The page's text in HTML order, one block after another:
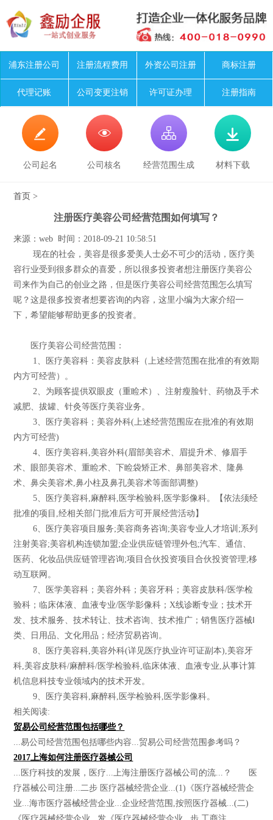
浦东注册公司 注册流程费用 外资公司注册 商标注册
代理记账 公司变更注销 许可证办理 注册指南

公司起名

公司核名

经营范围生成

材料下载
首页 >
注册医疗美容公司经营范围如何填写？
来源：web 时间：2018-09-21 10:58:51
现在的社会，美容是很多爱美人士必不可少的活动，医疗美
容行业受到很多群众的喜爱，所以很多投资者想注册医疗美容公
司来作为自己的创业之路，但是医疗美容公司经营范围怎么填写
呢？这是很多投资者想要咨询的内容，这里小编为大家介绍一
下，希望能够帮助更多的投资者。
医疗美容公司经营范围：
1、医疗美容科：美容皮肤科（上述经营范围在批准的有效期
内方可经营）。
2、为顾客提供双眼皮（重睑术）、注射瘦脸针、药物及手术
减肥、拔罐、针灸等医疗美容业务。
3、医疗美容科；美容外科(上述经营范围应在批准的有效期
内方可经营)
4、医疗美容科,美容外科(眉部美容术、眉提升术、修眉手
术、眼部美容术、重睑术、下睑袋矫正术、鼻部美容术、隆鼻
术、鼻尖美容术,鼻小柱及鼻孔美容术等面部调整)
5、医疗美容科,麻醉科,医学检验科,医学影像科。【依法须经
批准的项目,经相关部门批准后方可开展经营活动】
6、医疗美容项目服务;美容商务咨询;美容专业人才培训;系列
注射美容;美容机构连锁加盟;企业供应链管理外包;汽车、通信、
医药、化妆品供应链管理咨询;项目合伙投资项目合伙投资管理;移
动互联网。
7、医学美容科；美容外科；美容牙科；美容皮肤科/医学检
验科；临床体液、血液专业/医学影像科；X线诊断专业；技术开
发、技术服务、技术转让、技术咨询、技术推广；销售医疗器械Ⅰ
类、日用品、文化用品；经济贸易咨询。
8、医疗美容科,美容外科(详见医疗执业许可证副本),美容牙
科,美容皮肤科/麻醉科/医学检验科,临床体液、血液专业,从事计算
机信息科技专业领域内的技术开发。
9、医疗美容科,麻醉科,医学检验科,医学影像科。
相关阅读:
贸易公司经营范围包括哪些？
...易公司经营范围包括哪些内容...贸易公司经营范围参考吗？
2017上海如何注册医疗器械公司
...医疗科技的发展，医疗...上海注册医疗器械公司的流...？ 医
疗器械公司注册...二步 医疗器械经营企业...(1)《医疗器械经营企
业...海市医疗器械经营企业...企业经营范围,按照医疗器械...(二)